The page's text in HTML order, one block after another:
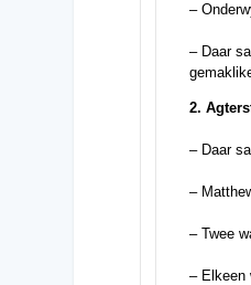
–
– Daar
2.
– Daar
–
– Twee
– Elkeen